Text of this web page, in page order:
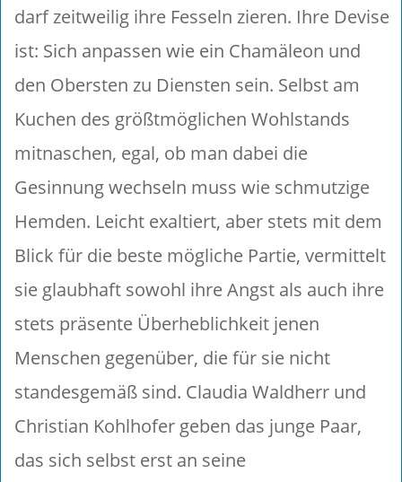
darf zeitweilig ihre Fesseln zieren. Ihre Devise
ist: Sich anpassen wie ein Chamäleon und
den Obersten zu Diensten sein. Selbst am
Kuchen des größtmöglichen Wohlstands
mitnaschen, egal, ob man dabei die
Gesinnung wechseln muss wie schmutzige
Hemden. Leicht exaltiert, aber stets mit dem
Blick für die beste mögliche Partie, vermittelt
sie glaubhaft sowohl ihre Angst als auch ihre
stets präsente Überheblichkeit jenen
Menschen gegenüber, die für sie nicht
standesgemäß sind. Claudia Waldherr und
Christian Kohlhofer geben das junge Paar,
das sich selbst erst an seine